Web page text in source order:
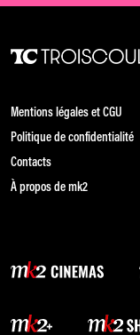
Mentions légales et CGU
Politique de confidentialité
Contacts
À propos de mk2